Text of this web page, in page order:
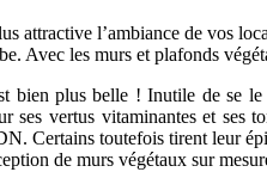
attractive l’ambiance de vos
Avec les murs et plafonds
bien plus belle ! Inutile de se le
ses vertus vitaminantes et ses
Certains toutefois tirent leur
de murs végétaux sur